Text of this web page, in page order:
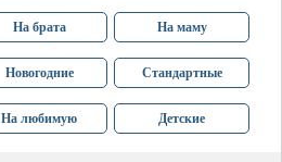
На брата На маму
Новогодние Стандартные
На любимую Детские